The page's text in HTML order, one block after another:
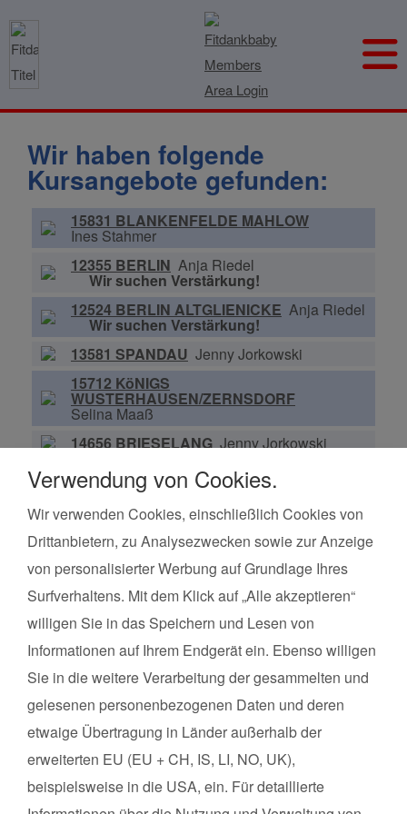
Wir haben folgende
Kursangebote gefunden:
15831 BLANKENFELDE MAHLOW
Ines Stahmer
12355 BERLIN Anja Riedel
Wir suchen Verstärkung!
12524 BERLIN ALTGLIENICKE Anja Riedel
Wir suchen Verstärkung!
13581 SPANDAU Jenny Jorkowski
15712 KöNIGS
WUSTERHAUSEN/ZERNSDORF
Selina Maaß
14656 BRIESELANG Jenny Jorkowski
Kurse finden Vor Ort in deiner Nähe!
Kursart
Datenschutz
Impressum
Verwendung von Cookies.
Wir verwenden Cookies, einschließlich Cookies von
Drittanbietern, zu Analysezwecken sowie zur Anzeige
von personalisierter Werbung auf Grundlage Ihres
Surfverhaltens. Mit dem Klick auf „Alle akzeptieren“
willigen Sie in das Speichern und Lesen von
Informationen auf Ihrem Endgerät ein. Ebenso willigen
Sie in die weitere Verarbeitung der gesammelten und
gelesenen personenbezogenen Daten und deren
etwaige Übertragung in Länder außerhalb der
erweiterten EU (EU + CH, IS, LI, NO, UK),
beispielsweise in die USA, ein. Für detaillierte